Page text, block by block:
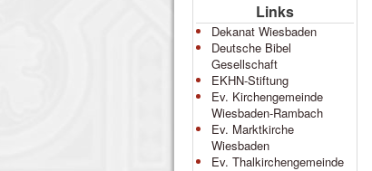
Links
Dekanat Wiesbaden
Deutsche Bibel
Gesellschaft
EKHN-Stiftung
Ev. Kirchengemeinde
Wiesbaden-Rambach
Ev. Marktkirche
Wiesbaden
Ev. Thalkirchengemeinde